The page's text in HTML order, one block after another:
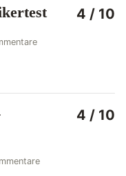
4 / 10
4 / 10